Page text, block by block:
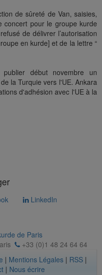
de sûreté de Van, saisies,
concert pour le groupe kurde
de délivrer l’autorisation
en kurde] et de la lettre “
début novembre un
la Turquie vers l'UE. Ankara
d'adhésion avec l'UE à la
LinkedIn
de Paris
+33 (0)1 48 24 64 64
| Mentions Légales | RSS |
| Nous écrire